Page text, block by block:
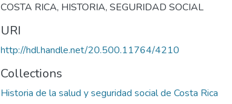
COSTA RICA, HISTORIA, SEGURIDAD SOCIAL
URI
http://hdl.handle.net/20.500.11764/4210
Collections
Historia de la salud y seguridad social de Costa Rica